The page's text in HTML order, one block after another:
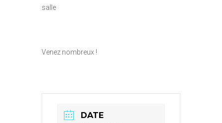
salle
Venez nombreux !
DATE